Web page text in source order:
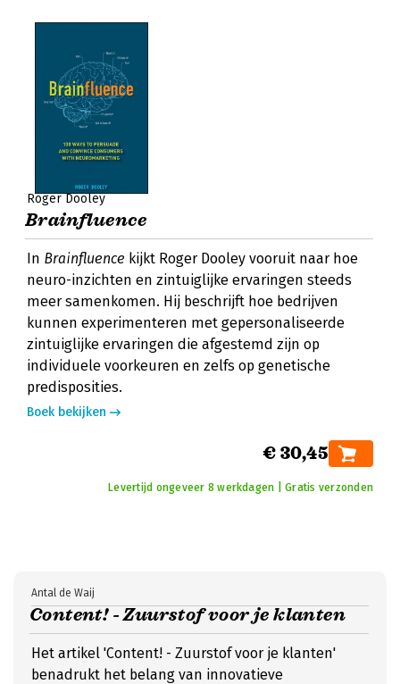
Roger Dooley
Brainfluence
In Brainfluence kijkt Roger Dooley vooruit naar hoe
neuro-inzichten en zintuiglijke ervaringen steeds
meer samenkomen. Hij beschrijft hoe bedrijven
kunnen experimenteren met gepersonaliseerde
zintuiglijke ervaringen die afgestemd zijn op
individuele voorkeuren en zelfs op genetische
predisposities.
Boek bekijken
€ 30,45
Levertijd ongeveer 8 werkdagen | Gratis verzonden
Content! - Zuurstof voor je klanten
Antal de Waij
Het artikel 'Content! - Zuurstof voor je klanten'
benadrukt het belang van innovatieve